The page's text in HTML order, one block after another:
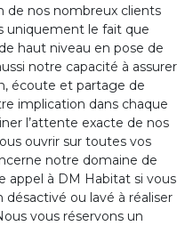
de nos nombreux clients
uniquement le fait que
haut niveau en pose de
notre capacité à assurer
écoute et partage de
implication dans chaque
l’attente exacte de nos
ouvrir sur toutes vos
notre domaine de
appel à DM Habitat si vous
ou lavé à réaliser
vous réservons un